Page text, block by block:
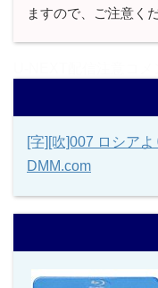
ますので、ご注意く
[字][吹]007 ロシア
DMM.com